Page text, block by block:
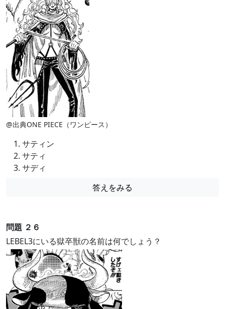
@出典ONE PIECE（ワンピース）
サティン
サティ
サディ
答えをみる
問題 ２６
LEBEL3にいる獄卒獣の名前は何でしょう？